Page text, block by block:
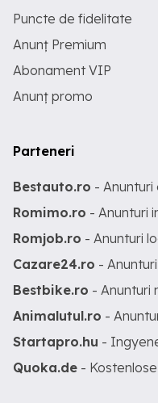
Puncte de fidelitate
Anunț Premium
Abonament VIP
Anunț promo
Parteneri
Bestauto.ro -
Romimo.ro - Anunturi
Romjob.ro - Anunturi
Cazare24.ro -
Bestbike.ro - Anunturi
Animalutul.ro -
Startapro.hu -
Quoka.de -